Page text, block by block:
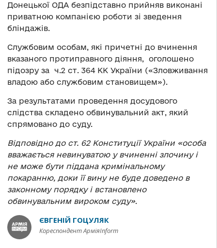
Донецької ОДА безпідставно прийняв виконані
приватною компанією роботи зі зведення
бліндажів.
Службовим особам, які причетні до вчинення
вказаного протиправного діяння, оголошено
підозру за ч.2 ст. 364 КК України («Зловживання
владою або службовим становищем»).
За результатами проведення досудового
слідства складено обвинувальний акт, який
спрямовано до суду.
Відповідно до ст. 62 Конституції України «особа
вважається невинуватою у вчиненні злочину і
не може бути піддана кримінальному
покаранню, доки її вину не буде доведено в
законному порядку і встановлено
обвинувальним вироком суду».
ЄВГЕНІЙ ГОЦУЛЯК
Кореспондент АрміяInform